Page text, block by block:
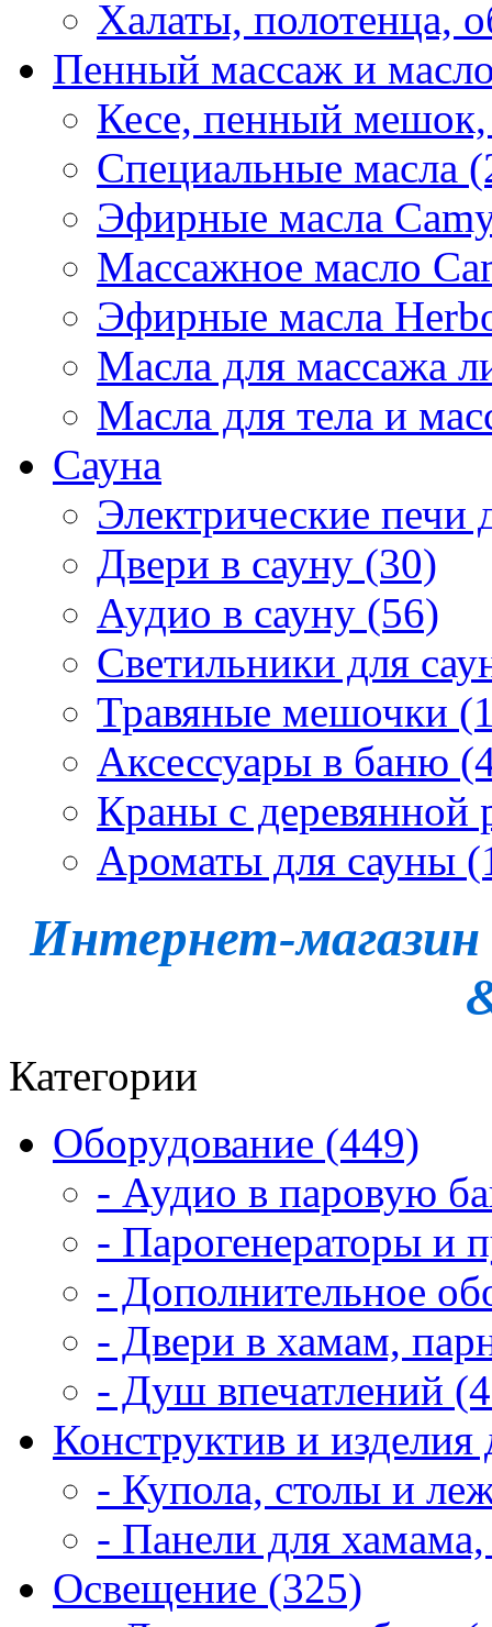
Халаты, полотенца,
Пенный массаж и
Кесе, пенный
Специальные масла
Эфирные масла
Массажное масло
Эфирные масла
Масла для массажа
Масла для тела и
Сауна
Электрические печи
Двери в сауну (30)
Аудио в сауну (56)
Светильники для
Травяные мешочки
Аксессуары в баню
Краны с деревянной
Ароматы для сауны
Интернет-магазин
Категории
Оборудование (449)
- Аудио в паровую
- Парогенераторы и
- Дополнительное
- Двери в хамам,
- Душ впечатлений
Конструктив и
- Купола, столы и
- Панели для
Освещение (325)